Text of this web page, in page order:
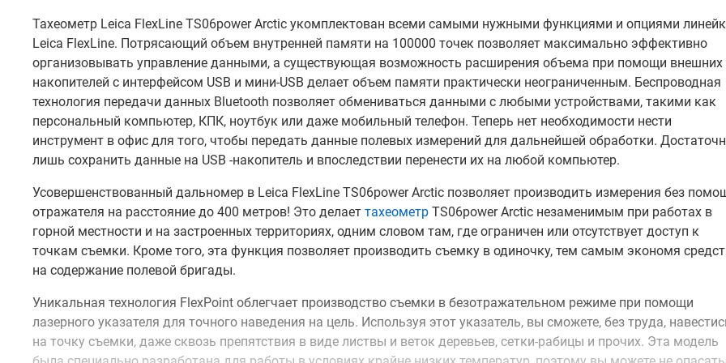
Тахеометр Leica FlexLine TS06power Arctic укомплектован всеми самыми нужными функциями и опциями
Leica FlexLine. Потрясающий объем внутренней памяти на 100000 точек позволяет максимально эффективно
организовывать управление данными, а существующая возможность расширения объема при помощи внешних
накопителей с интерфейсом USB и мини-USB делает объем памяти практически неограниченным. Беспроводная
технология передачи данных Bluetooth позволяет обмениваться данными с любыми устройствами, такими как
персональный компьютер, КПК, ноутбук или даже мобильный телефон. Теперь нет необходимости нести
инструмент в офис для того, чтобы передать данные полевых измерений для дальнейшей обработки.
лишь сохранить данные на USB -накопитель и впоследствии перенести их на любой компьютер.
Усовершенствованный дальномер в Leica FlexLine TS06power Arctic позволяет производить измерения без
отражателя на расстояние до 400 метров! Это делает тахеометр TS06power Arctic незаменимым при работах в
горной местности и на застроенных территориях, одним словом там, где ограничен или отсутствует доступ к
точкам съемки. Кроме того, эта функция позволяет производить съемку в одиночку, тем самым экономя
на содержание полевой бригады.
Уникальная технология FlexPoint облегчает производство съемки в безотражательном режиме при помощи
лазерного указателя для точного наведения на цель. Используя этот указатель, вы сможете, без труда,
на точку съемки, даже сквозь препятствия в виде листвы и веток деревьев, сетки-рабицы и прочих. Эта модель